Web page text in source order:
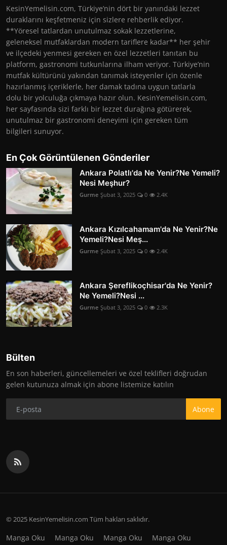
KesinYemelisin.com, Türkiye’nin dört bir yanındaki lezzet
duraklarını keşfetmeniz için sizlere rehberlik ediyor.
**Yöresel tatlardan unutulmaz sokak lezzetlerine,
geleneksel mutfaklardan modern tariflere kadar** her şehir
ve ilçedeki yenmesi gereken en özel lezzetleri tanıtan bu
platform, gastronomi tutkunlarına ilham veriyor. Türkiye’nin
mutfak kültürünü yakından tanımak isteyenler için özenle
hazırlanmış içeriklerle, her damak tadına uygun tatlarla
dolu bir yolculuğa çıkmaya hazır olun. KesinYemelisin.com,
her sayfasında sizi farklı bir lezzet durağına götürerek,
unutulmaz bir gastronomi deneyimi için gereken tüm
bilgileri sunuyor.
En Çok Görüntülenen Gönderiler
Ankara Polatlı'da Ne Yenir?Ne Yemeli?
Nesi Meşhur?
Gurme Şubat 3, 2025 0 2.4K
Ankara Kızılcahamam'da Ne Yenir?Ne
Yemeli?Nesi Meş...
Gurme Şubat 3, 2025 0 2.4K
Ankara Şereflikoçhisar'da Ne Yenir?
Ne Yemeli?Nesi ...
Gurme Şubat 3, 2025 0 2.3K
Bülten
En son haberleri, güncellemeleri ve özel teklifleri doğrudan
gelen kutunuza almak için abone listemize katılın
Abone
© 2025 KesinYemelisin.com Tüm hakları saklıdır.
Manga Oku Manga Oku Manga Oku Manga Oku